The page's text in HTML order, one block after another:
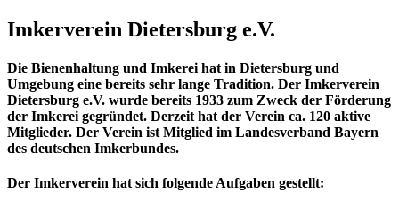
Imkerverein Dietersburg e.V.
Die Bienenhaltung und Imkerei hat in Dietersburg und
Umgebung eine bereits sehr lange Tradition. Der Imkerverein
Dietersburg e.V. wurde bereits 1933 zum Zweck der Förderung
der Imkerei gegründet. Derzeit hat der Verein ca. 120 aktive
Mitglieder. Der Verein ist Mitglied im Landesverband Bayern
des deutschen Imkerbundes.
Der Imkerverein hat sich folgende Aufgaben gestellt: